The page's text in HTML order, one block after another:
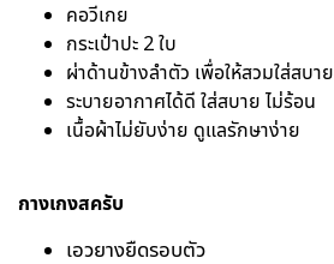
คอวีเกย
กระเป๋าปะ 2 ใบ
ผ่าด้านข้างลำตัว เพื่อให้สวมใส่สบาย
ระบายอากาศได้ดี ใส่สบาย ไม่ร้อน
เนื้อผ้าไม่ยับง่าย ดูแลรักษาง่าย
กางเกงสครับ
เอวยางยืดรอบตัว